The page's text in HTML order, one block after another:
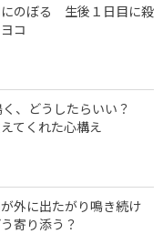
にのぼる 生後１日目に殺
コ
、どうしたらいい？
てくれた心構え
外に出たがり鳴き続け
寄り添う？